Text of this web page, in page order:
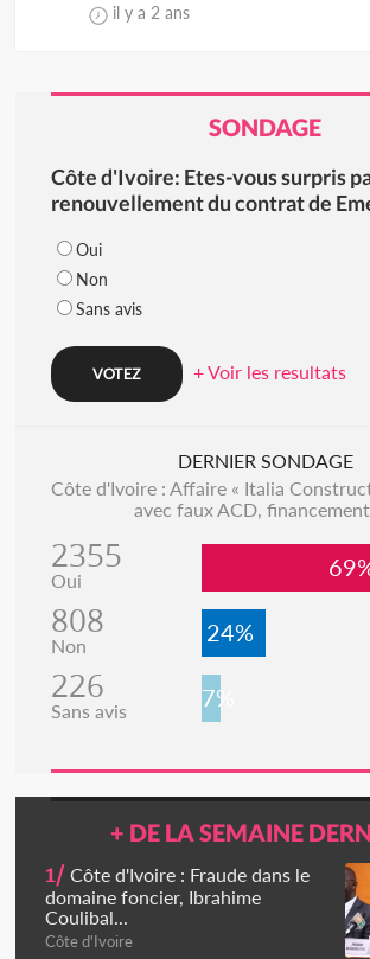
il y a 2 ans
SONDAGE
Côte d'Ivoire: Etes-vous surpris
renouvellement du contrat de
Oui
Non
Sans avis
+ Voir les resultats
DERNIER SONDAGE
Côte d'Ivoire : Affaire « Italia
avec faux ACD, financement
2355
Oui
808
Non 24%
226
Sans avis 7%
+ DE LA SEMAINE
1/ Côte d'Ivoire : Fraude dans le
domaine foncier, Ibrahime
Coulibal...
Côte d'Ivoire